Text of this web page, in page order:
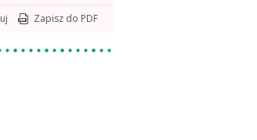
Zapisz do PDF